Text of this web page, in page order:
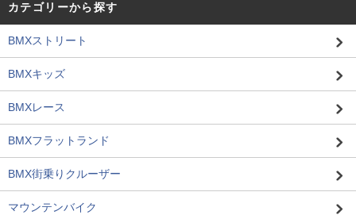
カテゴリーから探す
BMXストリート
BMXキッズ
BMXレース
BMXフラットランド
BMX街乗りクルーザー
マウンテンバイク